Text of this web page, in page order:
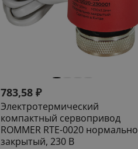
783,58 ₽
Электротермический
компактный сервопривод
ROMMER RTE-0020 нормально
закрытый, 230 В